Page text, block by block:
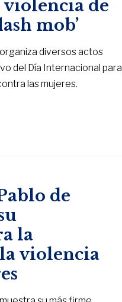
de
mob’
diversos actos
del Día Internacional para
las mujeres.
de
la
violencia